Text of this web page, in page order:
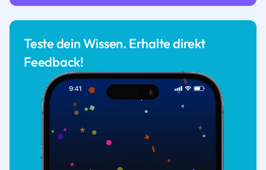
Teste dein Wissen. Erhalte direkt
Feedback!